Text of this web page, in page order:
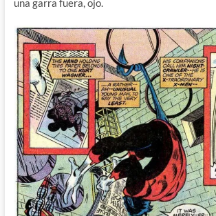
una garra fuera, ojo.